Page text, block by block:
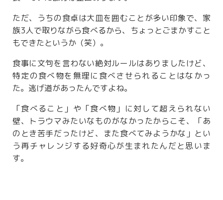
ただ、うちの食卓は大皿を囲むことが多い印象で、家
族3人で取りながら食べるから、ちょっとごまかすこと
もできたというか（笑）。
食事に文句を言わない絶対ルールはありましたけど、
特定の食べ物を無理に食べさせられることはなかっ
た。逃げ道があったんですよね。
「食べること」や「食べ物」に対して超えられない
壁、トラウマみたいなものがなかったからこそ、「あ
のとき苦手だったけど、また食べてみようかな」とい
う再チャレンジする好奇心が生まれたんだと思いま
す。